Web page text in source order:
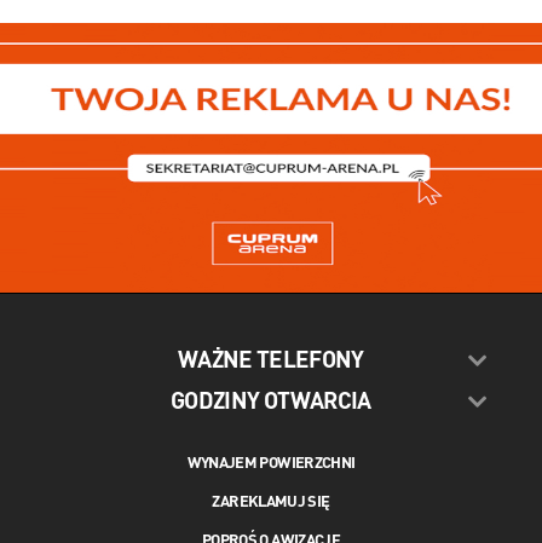
WAŻNE TELEFONY
GODZINY OTWARCIA
WYNAJEM POWIERZCHNI
ZAREKLAMUJ SIĘ